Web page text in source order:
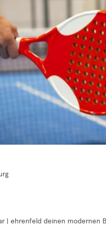
| ehrenfeld deinen modernen